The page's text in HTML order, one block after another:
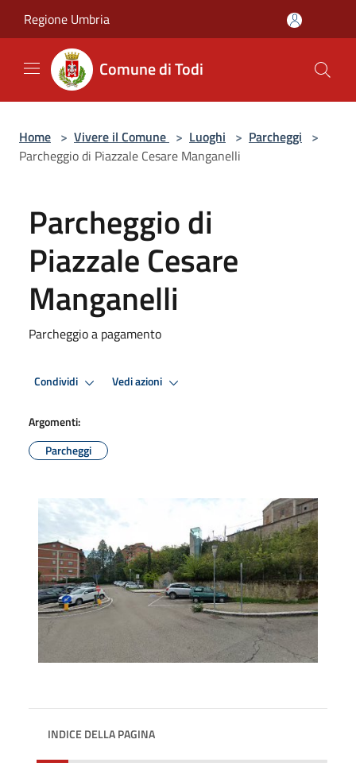
Regione Umbria
Comune di Todi
Home > Vivere il Comune > Luoghi > Parcheggi >
Parcheggio di Piazzale Cesare Manganelli
Parcheggio di
Piazzale Cesare
Manganelli
Parcheggio a pagamento
Condividi Vedi azioni
Argomenti:
Parcheggi
INDICE DELLA PAGINA